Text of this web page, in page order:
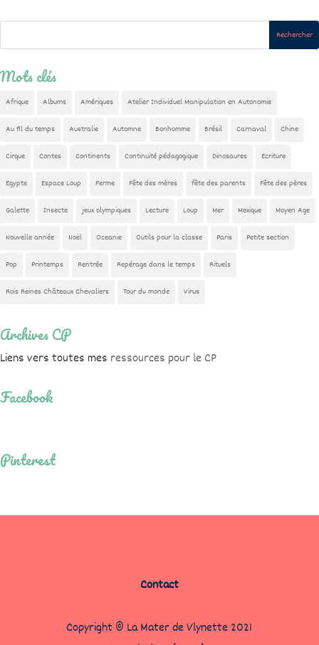
Mots clés
Afrique Albums Amériques Atelier Individuel Manipulation en Autonomie
Au fil du temps Australie Automne Bonhomme Brésil Carnaval Chine
Cirque Contes Continents Continuité pédagogique Dinosaures Ecriture
Egypte Espace Loup Ferme Fête des mères fête des parents Fête des pères
Galette Insecte jeux olympiques Lecture Loup Mer Mexique Moyen Age
Nouvelle année Noël Oceanie Outils pour la classe Paris Petite section
Pop Printemps Rentrée Repérage dans le temps Rituels
Rois Reines Châteaux Chevaliers Tour du monde Virus
Archives CP
Liens vers toutes mes ressources pour le CP
Facebook
Pinterest
Contact
Copyright © La Mater de Vlynette 2021